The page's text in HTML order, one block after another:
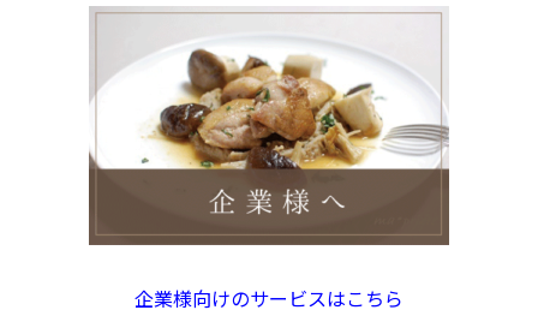
企業様向けのサービスはこちら